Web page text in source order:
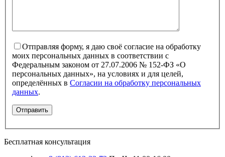
Отправляя форму, я даю своё согласие на обработку
моих персональных данных в соответствии с
Федеральным законом от 27.07.2006 № 152-ФЗ «О
персональных данных», на условиях и для целей,
определённых в Согласии на обработку персональных
данных.
Бесплатная консультация